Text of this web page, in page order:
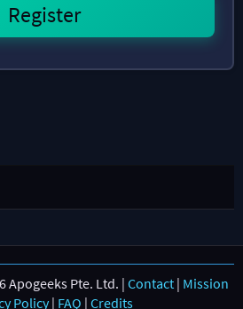
Apogeeks Pte. Ltd. | Contact | Mission
Policy| FAQ | Credits